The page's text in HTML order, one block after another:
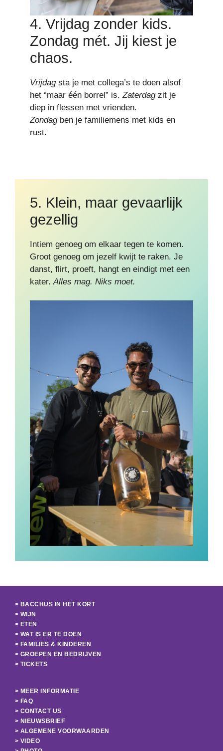
4. Vrijdag zonder kids.
Zondag mét. Jij kiest je
chaos.
Vrijdag sta je met collega’s te doen alsof
het “maar één borrel” is.Zaterdagzit je
diep in flessen met vrienden.
Zondagben je familiemens met kids en
rust.
5. Klein, maar gevaarlijk
gezellig
Intiem genoeg om elkaar tegen te komen.
Groot genoeg om jezelf kwijt te raken. Je
danst, flirt, proeft, hangt en eindigt met een
kater. Alles mag. Niks moet.
> BACCHUS IN HET KORT
> WIJN
> ETEN
> WAT IS ER TE DOEN
> FAMILIES & KINDEREN
> GROEPEN EN BEDRIJVEN
> TICKETS
> MEER INFORMATIE
> FAQ
> CONTACT US
> NIEUWSBRIEF
> ALGEMENE VOORWAARDEN
> VIDEO